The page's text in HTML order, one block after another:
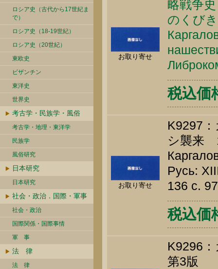
ロシア史（古代から17世紀ま
で）
ロシア史（18-19世紀）
ロシア史（20世紀）
東欧史
ビザンチン
東洋史
世界史
考古学・民族学・風俗
考古学・地理・東洋学
民族学
風俗研究
日本研究
日本研究
社会・政治．国際・軍事
社会・政治
国際関係・国際事情
軍 事
法 律
法 律
お取り寄せ
略戦争
のくび
税込価
お取り寄せ
K9297
シ襲来
Русь:
136 c.
税込価
K9296
第3版